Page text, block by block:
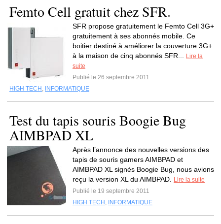
Femto Cell gratuit chez SFR.
SFR propose gratuitement le Femto Cell 3G+
gratuitement à ses abonnés mobile. Ce
boitier destiné à améliorer la couverture 3G+
à la maison de cinq abonnés SFR...
Lire la
suite
Publié le 26 septembre 2011
HIGH TECH , INFORMATIQUE
Test du tapis souris Boogie Bug
AIMBPAD XL
Après l’annonce des nouvelles versions des
tapis de souris gamers AIMBPAD et
AIMBPAD XL signés Boogie Bug, nous avions
reçu la version XL du AIMBPAD.
Lire la suite
Publié le 19 septembre 2011
HIGH TECH , INFORMATIQUE